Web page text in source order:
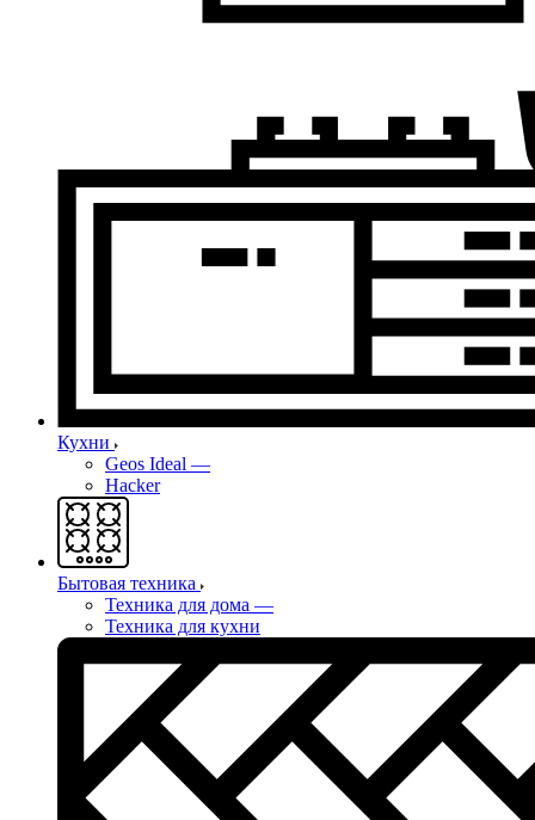
Кухни
Geos Ideal —
Hacker
Бытовая техника
Техника для дома —
Техника для кухни